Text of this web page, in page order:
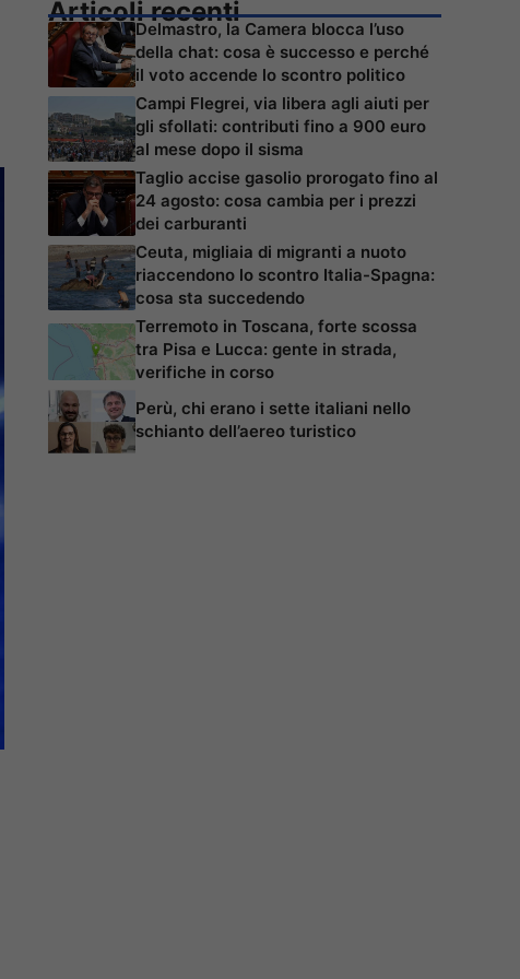
Articoli recenti
Delmastro, la Camera blocca l’uso
della chat: cosa è successo e perché
il voto accende lo scontro politico
Campi Flegrei, via libera agli aiuti per
gli sfollati: contributi fino a 900 euro
al mese dopo il sisma
Taglio accise gasolio prorogato fino al
24 agosto: cosa cambia per i prezzi
dei carburanti
Ceuta, migliaia di migranti a nuoto
riaccendono lo scontro Italia-Spagna:
cosa sta succedendo
Terremoto in Toscana, forte scossa
tra Pisa e Lucca: gente in strada,
verifiche in corso
Perù, chi erano i sette italiani nello
schianto dell’aereo turistico